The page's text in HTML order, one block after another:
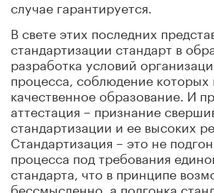
случае гарантируется.
В свете этих последних
стандартизации стандарт в
разработка условий
процесса, соблюдение которых
качественное образование. И
аттестация – признание
стандартизации и ее высоких
Стандартизация – это не
процесса под требования
стандарта, что в принципе
бессмысленно, а подгонка